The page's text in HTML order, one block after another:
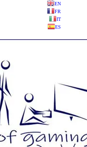
EN
FR
IT
ES